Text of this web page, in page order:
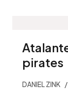
pirates
DANIEL ZINK